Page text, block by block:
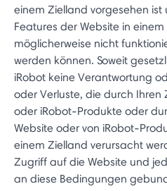
einem Zielland vorgesehen ist
Features der Website in
möglicherweise nicht
werden können. Soweit
iRobot keine Verantwortung
oder Verluste, die durch Ihren
oder iRobot-Produkte oder
Website oder von iRobot-
einem Zielland verursacht
Zugriff auf die Website und
an diese Bedingungen